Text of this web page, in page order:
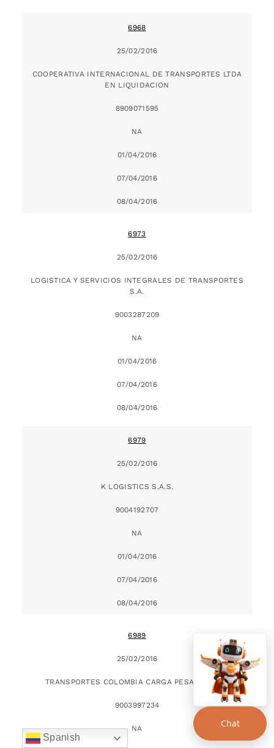
6968
25/02/2016
COOPERATIVA INTERNACIONAL DE TRANSPORTES LTDA
EN LIQUIDACION
8909071595
NA
01/04/2016
07/04/2016
08/04/2016
6973
25/02/2016
LOGISTICA Y SERVICIOS INTEGRALES DE TRANSPORTES
S.A.
9003287209
NA
01/04/2016
07/04/2016
08/04/2016
6979
25/02/2016
K LOGISTICS S.A.S.
9004192707
NA
01/04/2016
07/04/2016
08/04/2016
6989
25/02/2016
TRANSPORTES COLOMBIA CARGA PESADA S.A.S.
9003997234
NA
Spanish
Chat